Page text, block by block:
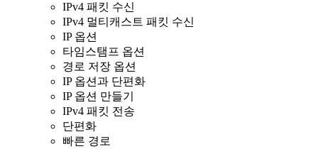
IPv4 패킷 수신
IPv4 멀티캐스트 패킷 수신
IP 옵션
타임스탬프 옵션
경로 저장 옵션
IP 옵션과 단편화
IP 옵션 만들기
IPv4 패킷 전송
단편화
빠른 경로